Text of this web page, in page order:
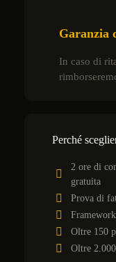
Garanzia
In caso di
Perché
2 ore di
gratuita
Prova di
Oltre 150
Oltre